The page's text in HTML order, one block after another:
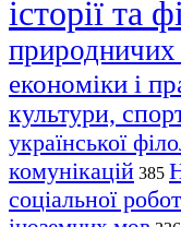
історії та
природничих
економіки і
культури,
української
комунікацій 385
соціальної